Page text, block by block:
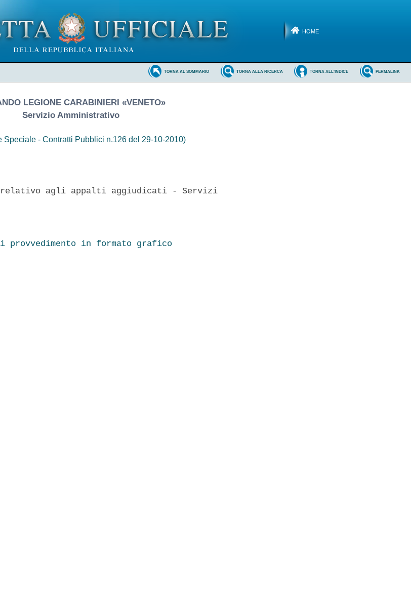
HOME
PERMALINK
TORNA ALL'INDICE
TORNA ALLA RICERCA
TORNA AL SOMMARIO
LEGIONE CARABINIERI «VENETO»
Servizio Amministrativo
Speciale - Contratti Pubblici n.126 del 29-10-2010)
agli appalti aggiudicati - Servizi
provvedimento in formato grafico